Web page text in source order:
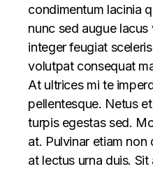
condimentum lacinia
nunc sed augue
integer feugiat
volutpat consequat
At ultrices mi te
pellentesque. Netus
turpis egestas sed.
at. Pulvinar etiam non
at lectus urna duis.